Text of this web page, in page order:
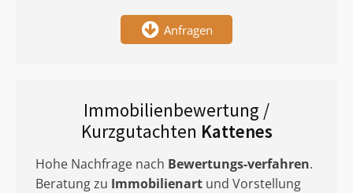
Anfragen
Immobilienbewertung /
Kurzgutachten Kattenes
Hohe Nachfrage nach Bewertungs-verfahren.
Beratung zu Immobilienart und Vorstellung